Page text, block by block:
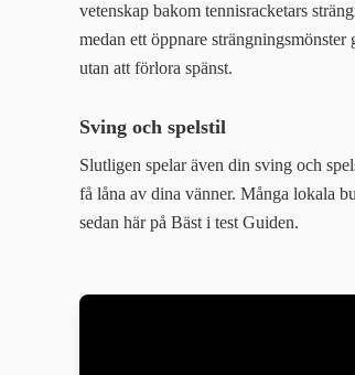
vetenskap bakom tennisracketars
medan ett öppnare
utan att förlora spänst.
Sving och spelstil
Slutligen spelar även din sving och
få låna av dina vänner. Många lokala
sedan här på Bäst i test Guiden.